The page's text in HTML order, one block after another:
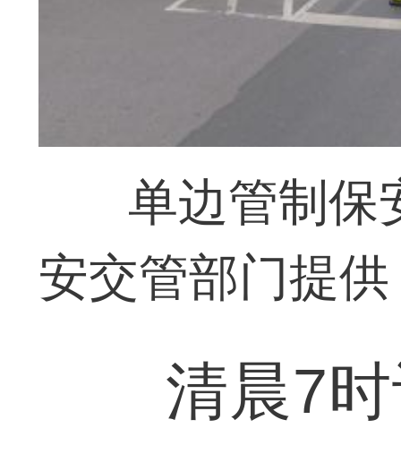
单边管制保
安交管部门提供
清晨7时